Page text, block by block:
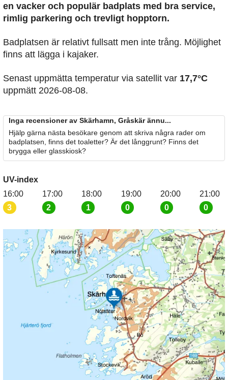
en vacker och populär badplats med bra service,
rimlig parkering och trevligt hopptorn.
Badplatsen är relativt fullsatt men inte trång. Möjlighet
finns att lägga i kajaker.
Senast uppmätta temperatur via satellit var 17,7°C
uppmätt 2026-08-08.
Inga recensioner av Skärhamn, Gråskär ännu...
Hjälp gärna nästa besökare genom att skriva några rader om
badplatsen, finns det toaletter? Är det långgrunt? Finns det
brygga eller glasskiosk?
UV-index
16:00
3
17:00
2
18:00
1
19:00
0
20:00
0
21:00
0